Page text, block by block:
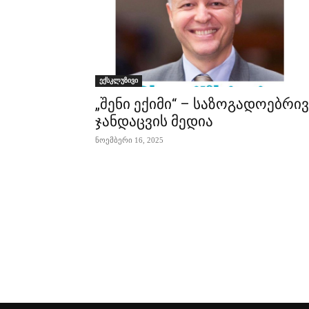
ექსკლუზივი
„შენი ექიმი“ –
ჯანდაცვის მედია
ნოემბერი 16, 2025